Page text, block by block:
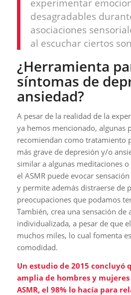
experimentar
desagradables
asociaciones
al escuchar ciertos
¿Herramienta
síntomas de
ansiedad?
A pesar de la realidad de la
ya hemos mencionado, algunas
recomiendan como tratamiento
más grave de depresión y/o
similar a algunas meditaciones
el ASMR puede evocar
y permite además distraerse de
preocupaciones que podamos
También, crea una sensación de
individualizada, a pesar de que
muchos miles, lo cual fomenta
comodidad.
Un estudio de 2015 concluyó
amplia de hombres y
ASMR, el 98% lo hacía para